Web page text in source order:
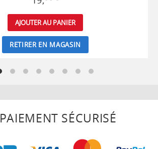
AJOUTER AU PANIER
RETIRER EN MAGASIN
PAIEMENT SÉCURISÉ